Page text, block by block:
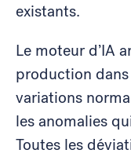
existants.
Le moteur d’IA
production
variations
les anomalies
Toutes les